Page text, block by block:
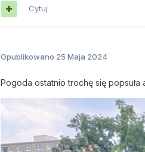
Cytuj
Opublikowano 25 Maja 2024
Pogoda ostatnio trochę się popsuła